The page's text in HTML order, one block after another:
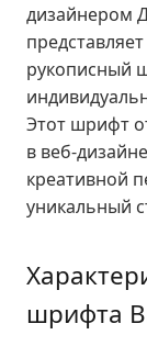
дизайнером
рукописный
Этот шрифт
в веб-
креативной
уникальный
шрифта